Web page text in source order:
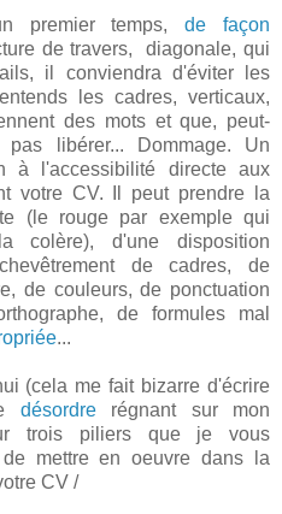
premier temps,de façon
de travers, diagonale, qui
il conviendra d'éviter les
les cadres, verticaux,
des mots et que, peut-
libérer... Dommage. Un
à l'accessibilité directe aux
votre CV. Il peut prendre la
(le rouge par exemple qui
colère), d'une disposition
de cadres, de
de couleurs, de ponctuation
de formules mal
...
(cela me fait bizarre d'écrire
désordrerégnant sur mon
trois piliers que je vous
mettre en oeuvre dans la
CV /